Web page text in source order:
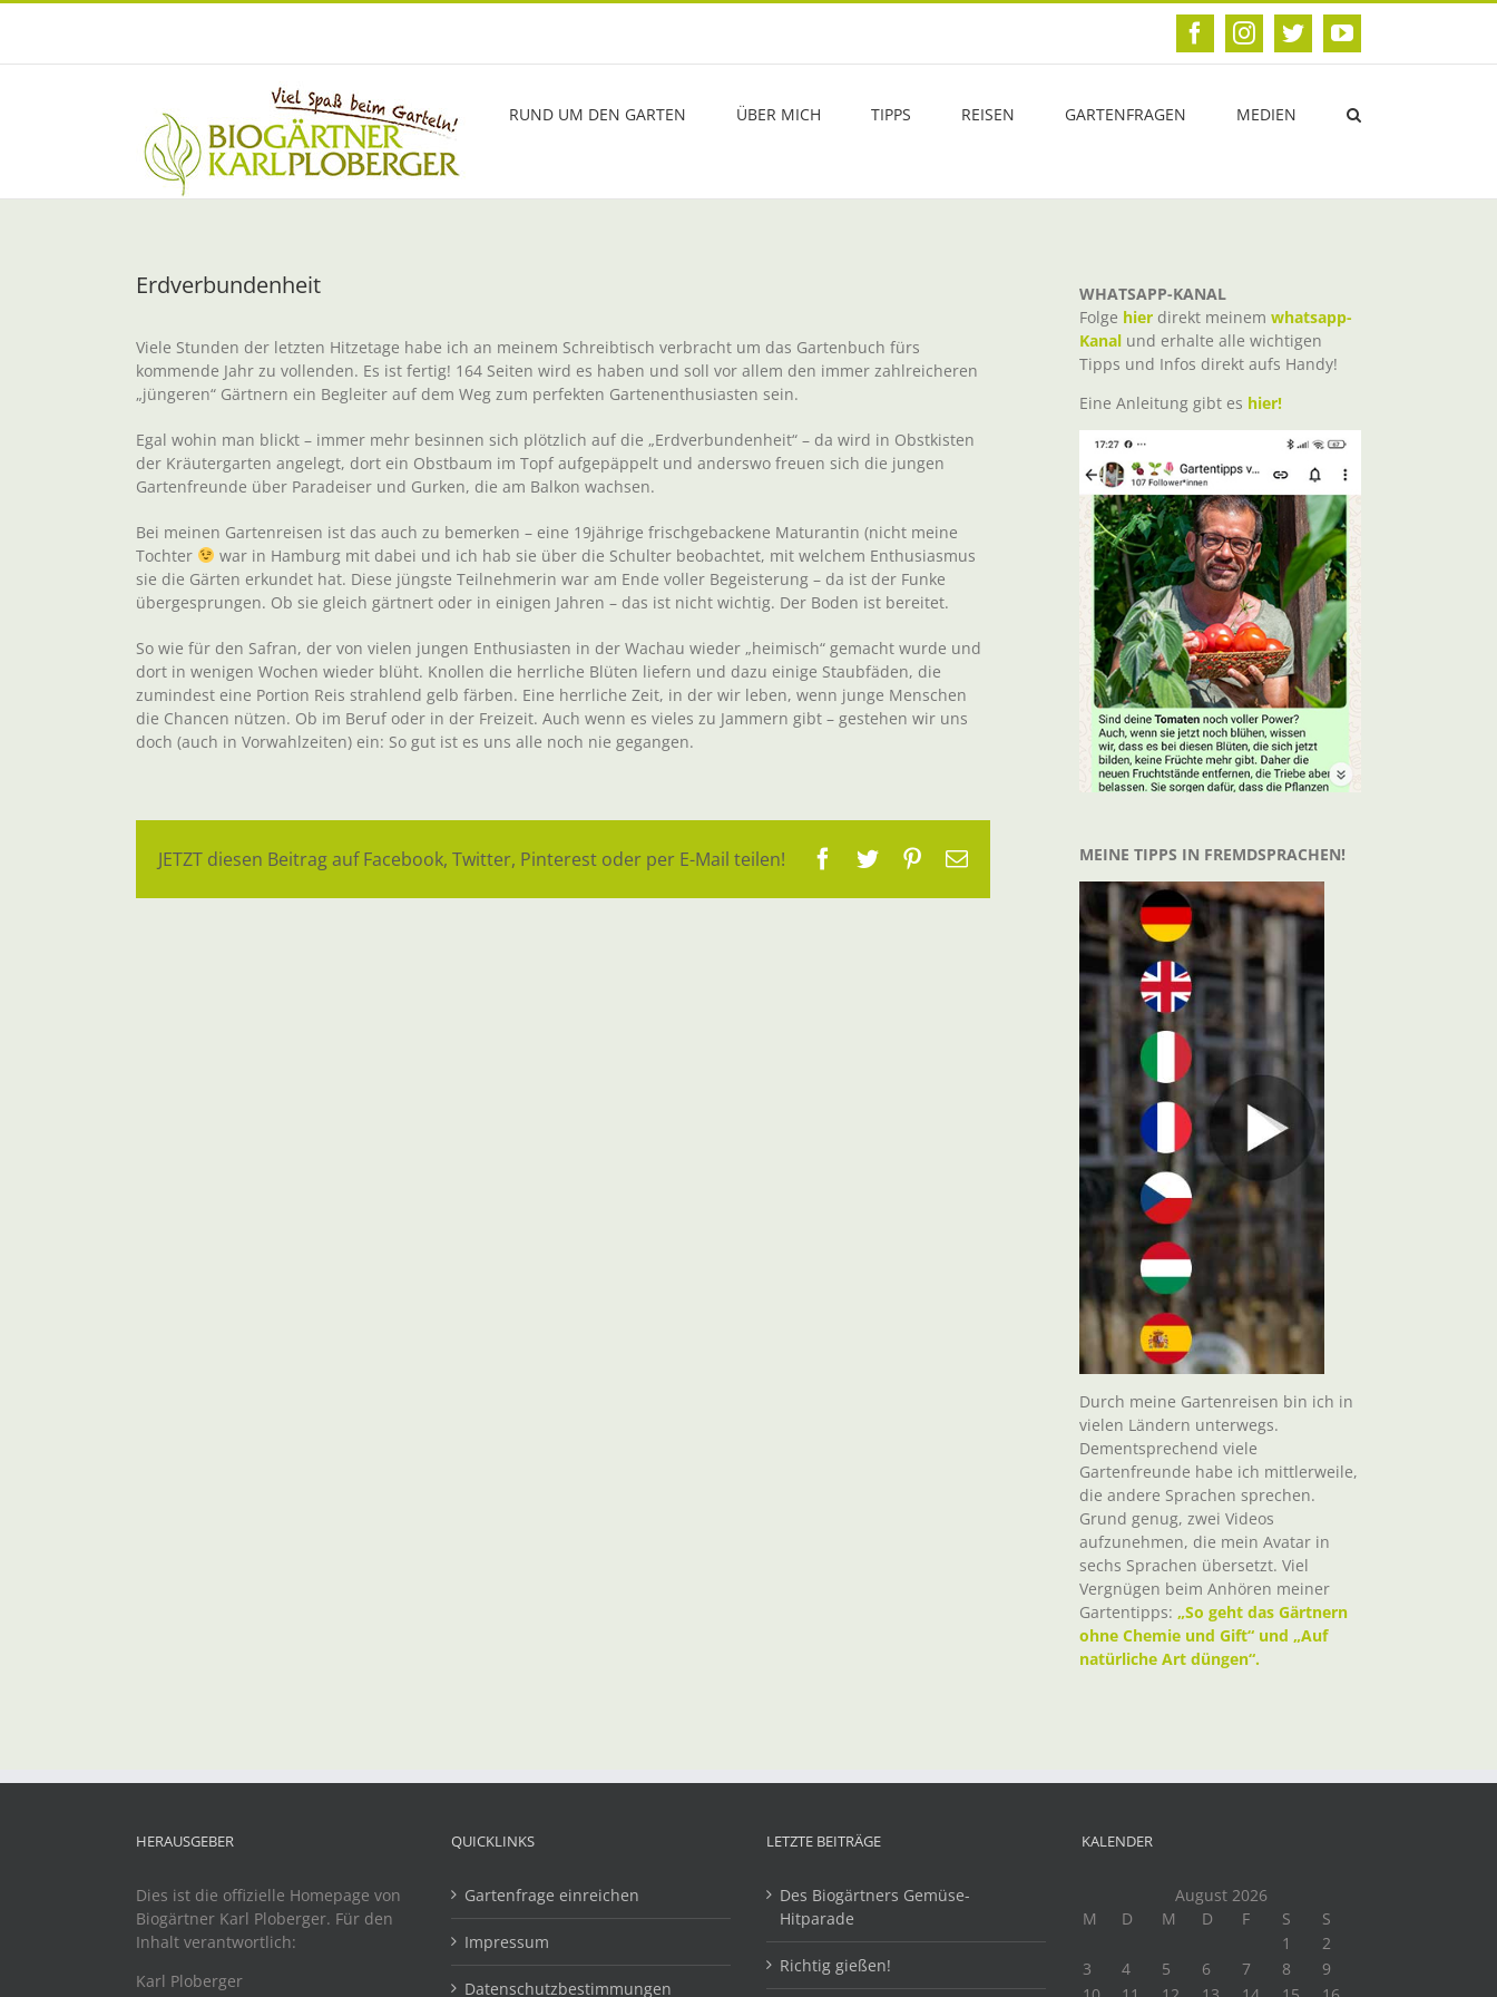
Zum
FacebookInstagram
TwitterYouTube
RUND UM DEN GARTEN ÜBER MICH TIPPS REISEN GARTENFRAGEN MEDIEN
Erdverbundenheit
Viele Stunden der letzten Hitzetage habe ich an meinem Schreibtisch verbracht um das Gartenbuch fürs
kommende Jahr zu vollenden. Es ist fertig! 164 Seiten wird es haben und soll vor allem den immer zahlreicheren
„jüngeren“ Gärtnern ein Begleiter auf dem Weg zum perfekten Gartenenthusiasten sein.
Egal wohin man blickt – immer mehr besinnen sich plötzlich auf die „Erdverbundenheit“ – da wird in Obstkisten
der Kräutergarten angelegt, dort ein Obstbaum im Topf aufgepäppelt und anderswo freuen sich die jungen
Gartenfreunde über Paradeiser und Gurken, die am Balkon wachsen.
Bei meinen Gartenreisen ist das auch zu bemerken – eine 19jährige frischgebackene Maturantin (nicht meine
Tochter
war in Hamburg mit dabei und ich hab sie über die Schulter beobachtet, mit welchem Enthusiasmus
sie die Gärten erkundet hat. Diese jüngste Teilnehmerin war am Ende voller Begeisterung – da ist der Funke
übergesprungen. Ob sie gleich gärtnert oder in einigen Jahren – das ist nicht wichtig. Der Boden ist bereitet.
So wie für den Safran, der von vielen jungen Enthusiasten in der Wachau wieder „heimisch“ gemacht wurde und
dort in wenigen Wochen wieder blüht. Knollen die herrliche Blüten liefern und dazu einige Staubfäden, die
zumindest eine Portion Reis strahlend gelb färben. Eine herrliche Zeit, in der wir leben, wenn junge Menschen
die Chancen nützen. Ob im Beruf oder in der Freizeit. Auch wenn es vieles zu Jammern gibt – gestehen wir uns
doch (auch in Vorwahlzeiten) ein: So gut ist es uns alle noch nie gegangen.
JETZT diesen Beitrag auf Facebook, Twitter, Pinterest oder per E-Mail teilen! Facebook
TwitterPinterest
E-
WHATSAPP-KANAL
Folge hier direkt meinem whatsapp-
Kanal und erhalte alle wichtigen
Tipps und Infos direkt aufs Handy!
Eine Anleitung gibt es hier!
MEINE TIPPS IN FREMDSPRACHEN!
Durch meine Gartenreisen bin ich in
vielen Ländern unterwegs.
Dementsprechend viele
Gartenfreunde habe ich mittlerweile,
die andere Sprachen sprechen.
Grund genug, zwei Videos
aufzunehmen, die mein Avatar in
sechs Sprachen übersetzt. Viel
Vergnügen beim Anhören meiner
Gartentipps: „So geht das Gärtnern
ohne Chemie und Gift“ und „Auf
natürliche Art düngen“.
HERAUSGEBER
Dies ist die offizielle Homepage von
Biogärtner Karl Ploberger. Für den
Inhalt verantwortlich:
Karl Ploberger
QUICKLINKS
Gartenfrage einreichen
Impressum
Datenschutzbestimmungen
LETZTE BEITRÄGE
Des Biogärtners Gemüse-
Hitparade
Richtig gießen!
KALENDER
August 2026
M
D M D F S
S
1
2
3
4 5 6 7 8
9